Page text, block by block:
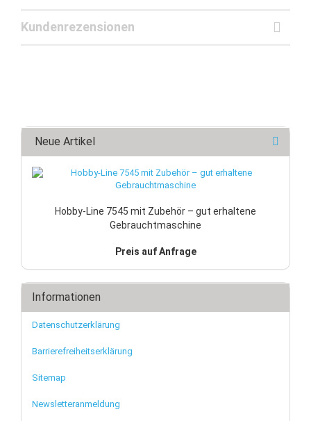
Kundenrezensionen
Neue Artikel
Hobby-Line 7545 mit Zubehör – gut erhaltene
Gebrauchtmaschine
Preis auf Anfrage
Informationen
Datenschutzerklärung
Barrierefreiheitserklärung
Sitemap
Newsletteranmeldung